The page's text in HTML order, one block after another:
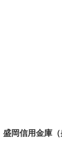
盛岡信用金庫